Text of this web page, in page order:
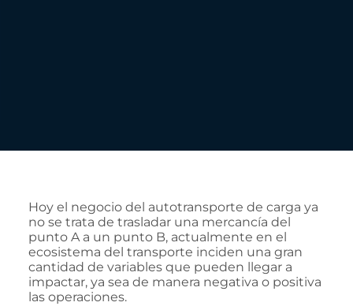
Hoy el negocio del autotransporte de carga ya
no se trata de trasladar una mercancía del
punto A a un punto B, actualmente en el
ecosistema del transporte inciden una gran
cantidad de variables que pueden llegar a
impactar, ya sea de manera negativa o positiva
las operaciones.